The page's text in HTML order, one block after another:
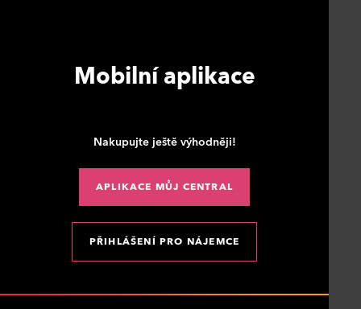
Mobilní aplikace
Nakupujte ještě výhodněji!
APLIKACE MŮJ CENTRAL
PŘIHLÁŠENÍ PRO NÁJEMCE